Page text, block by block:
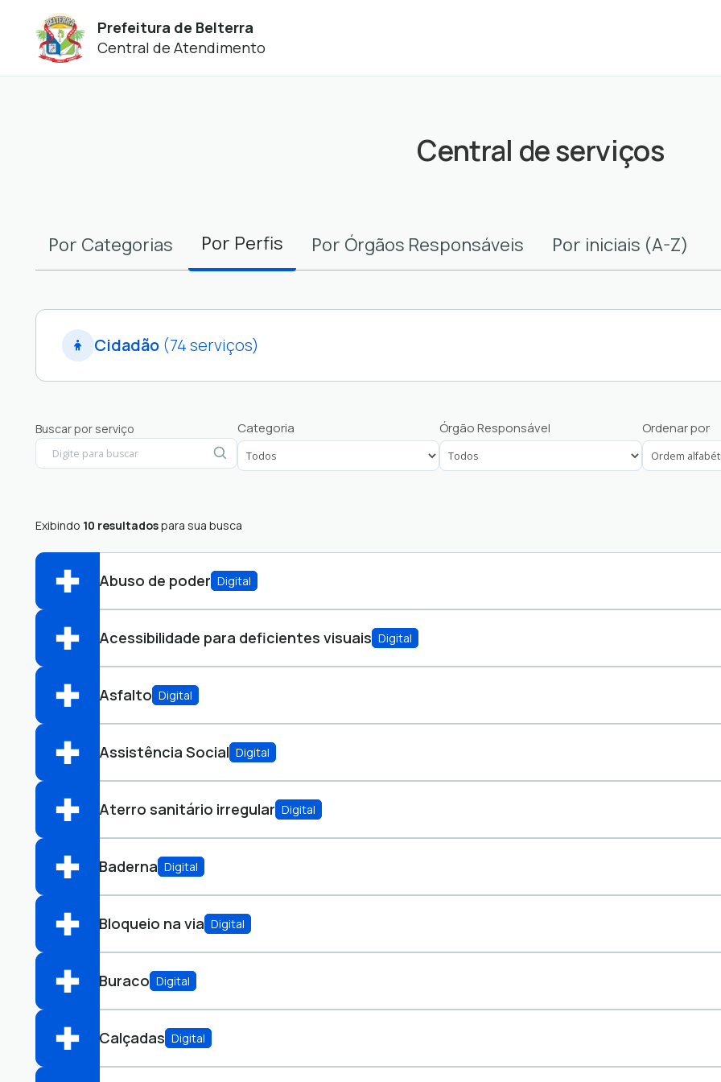
Prefeitura de Belterra
Central de Atendimento
Central de serviços
Por Categorias Por Perfis Por Órgãos Responsáveis Por iniciais (A-Z)
Cidadão (74 serviços)
Buscar por serviço Categoria Órgão Responsável Ordenar por
Exibindo 10 resultadospara sua busca
Abuso de poder Digital
Abrir online > Via protocolo 1Doc
Perfis:
Acessibilidade para deficientes visuais Digital
Abrir online > Via protocolo 1Doc
Perfis:
Asfalto Digital
Abrir online > Via protocolo 1Doc
Perfis:
Assistência Social Digital
Abrir online > Via protocolo 1Doc
Perfis:
Aterro sanitário irregular Digital
Abrir online > Via protocolo 1Doc
Perfis:
Baderna Digital
Abrir online > Via protocolo 1Doc
Perfis:
Bloqueio na via Digital
Abrir online > Via protocolo 1Doc
Perfis:
Buraco Digital
Abrir online > Via protocolo 1Doc
Perfis:
Calçadas Digital